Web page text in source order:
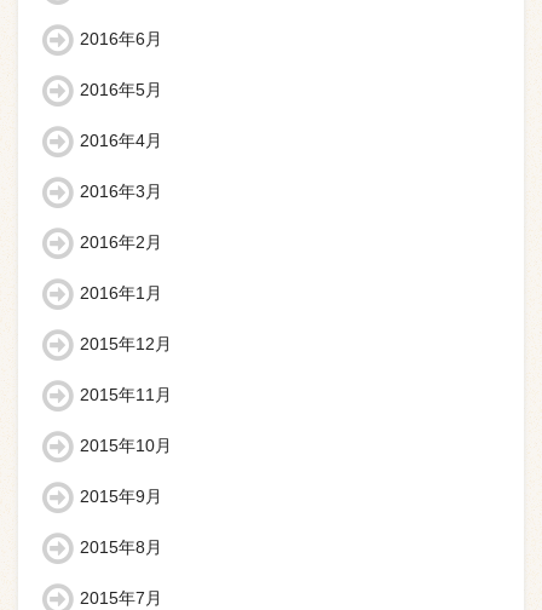
2016年6月
2016年5月
2016年4月
2016年3月
2016年2月
2016年1月
2015年12月
2015年11月
2015年10月
2015年9月
2015年8月
2015年7月